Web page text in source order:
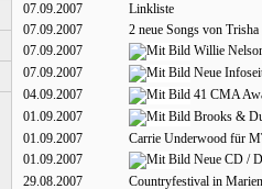
07.09.2007
Linkliste
07.09.2007
2 neue Songs von
07.09.2007
Willie
07.09.2007
Neue
04.09.2007
41 CMA
01.09.2007
Brooks &
01.09.2007
Carrie Underwood für
01.09.2007
Neue CD /
29.08.2007
Countryfestival in